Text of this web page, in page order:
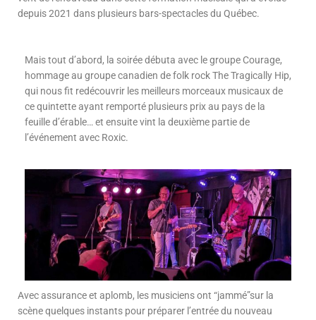
depuis 2021 dans plusieurs bars-spectacles du Québec.
Mais tout d’abord, la soirée débuta avec le groupe Courage,
hommage au groupe canadien de folk rock The Tragically Hip,
qui nous fit redécouvrir les meilleurs morceaux musicaux de
ce quintette ayant remporté plusieurs prix au pays de la
feuille d’érable… et ensuite vint la deuxième partie de
l’événement avec Roxic.
Avec assurance et aplomb, les musiciens ont “jammé”sur la
scène quelques instants pour préparer l’entrée du nouveau